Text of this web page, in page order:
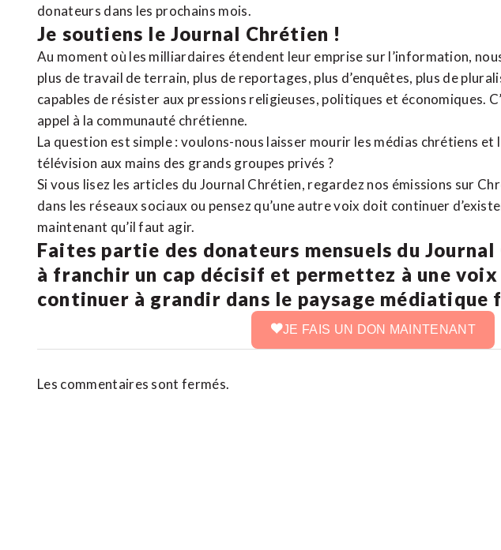
donateurs dans les prochains mois.
Je soutiens le Journal Chrétien !
Au moment où les milliardaires étendent leur emprise sur l’information,
plus de travail de terrain, plus de reportages, plus d’enquêtes, plus de
capables de résister aux pressions religieuses, politiques et économiques.
appel à la communauté chrétienne.
La question est simple : voulons-nous laisser mourir les médias chrétiens et
télévision aux mains des grands groupes privés ?
Si vous lisez les articles du Journal Chrétien, regardez nos émissions sur
dans les réseaux sociaux ou pensez qu’une autre voix doit continuer
maintenant qu’il faut agir.
Faites partie des donateurs mensuels du
à franchir un cap décisif et permettez à une
continuer à grandir dans le paysage médiatique
JE FAIS UN DON MAINTENANT
Les commentaires sont fermés.